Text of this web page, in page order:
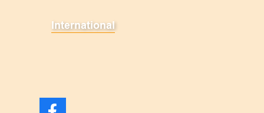
International